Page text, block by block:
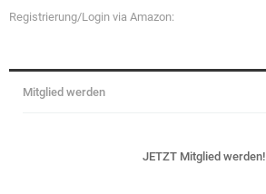
Registrierung/Login via Amazon:
Mitglied werden
JETZT Mitglied werden!